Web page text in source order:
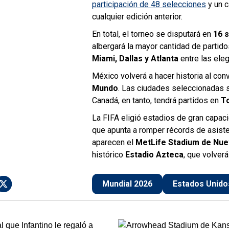
participación de 48 selecciones y un
cualquier edición anterior.
En total, el torneo se disputará en 16
albergará la mayor cantidad de
Miami, Dallas y Atlanta entre las
México volverá a hacer historia al
Mundo. Las ciudades seleccionadas
Canadá, en tanto, tendrá partidos en
La FIFA eligió estadios de gran
que apunta a romper récords de
aparecen el MetLife Stadium de
histórico Estadio Azteca, que
Mundial 2026 Estados